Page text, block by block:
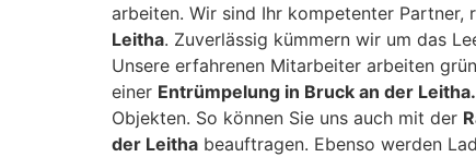
arbeiten. Wir sind Ihr kompetenter Partner,
Leitha. Zuverlässig kümmern wir um das
Unsere erfahrenen Mitarbeiter arbeiten
einer Entrümpelung in Bruck an der Leitha.
Objekten. So können Sie uns auch mit der
der Leitha beauftragen. Ebenso werden